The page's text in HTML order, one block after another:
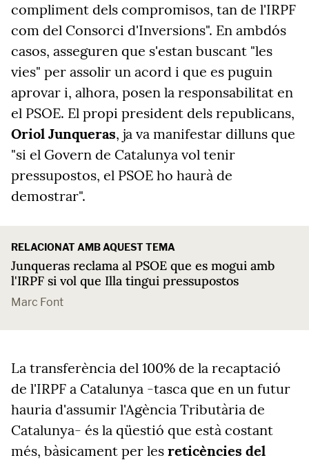
compliment dels compromisos, tan de l'IRPF
com del Consorci d'Inversions". En ambdós
casos, asseguren que s'estan buscant "les
vies" per assolir un acord i que es puguin
aprovar i, alhora, posen la responsabilitat en
el PSOE. El propi president dels republicans,
Oriol Junqueras, ja va manifestar dilluns que
"si el Govern de Catalunya vol tenir
pressupostos, el PSOE ho haurà de
demostrar".
RELACIONAT AMB AQUEST TEMA
Junqueras reclama al PSOE que es mogui amb
l'IRPF si vol que Illa tingui pressupostos
Marc Font
La transferència del 100% de la recaptació
de l'IRPF a Catalunya -tasca que en un futur
hauria d'assumir l'Agència Tributària de
Catalunya- és la qüestió que està costant
més, bàsicament per les reticències del